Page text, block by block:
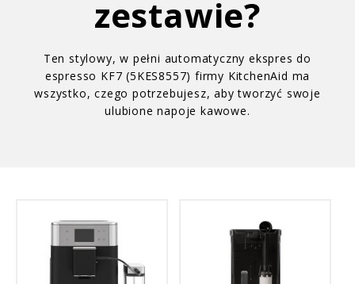
zestawie?
Ten stylowy, w pełni automatyczny ekspres do
espresso KF7 (5KES8557) firmy KitchenAid ma
wszystko, czego potrzebujesz, aby tworzyć swoje
ulubione napoje kawowe.